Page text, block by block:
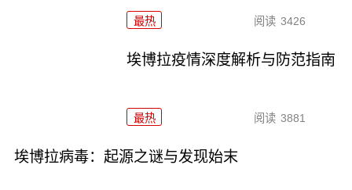
最热 阅读 3426
埃博拉疫情深度解析与防范指南
最热 阅读 3881
埃博拉病毒：起源之谜与发现始末